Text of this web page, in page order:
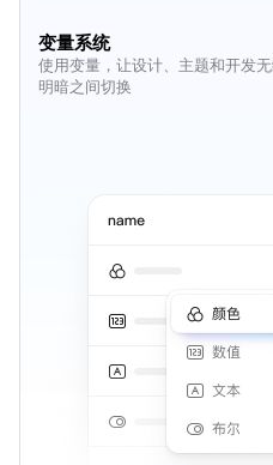
变量系统
使用变量，让设计、主题和开发
明暗之间切换